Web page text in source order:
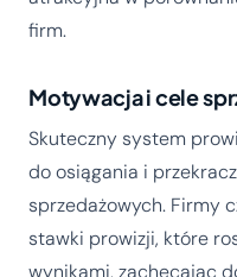
firm.
Motywacja i cele
Skuteczny system
do osiągania i
sprzedażowych. Firmy
stawki prowizji, które
wynikami, zachęcając